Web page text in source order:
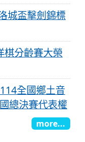
城盃擊劍錦標
棋分齡賽大榮
全國鄉土音
總決賽代表權
more...